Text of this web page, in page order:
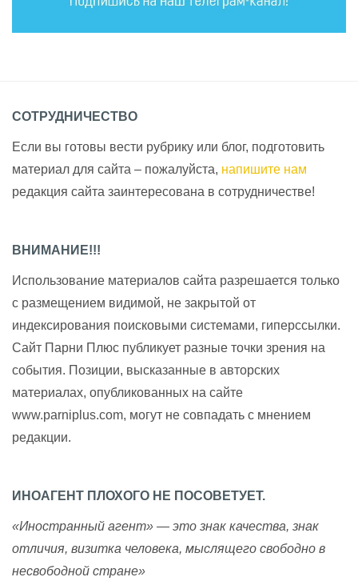
СОТРУДНИЧЕСТВО
Если вы готовы вести рубрику или блог, подготовить
материал для сайта – пожалуйста, напишите нам
редакция сайта заинтересована в сотрудничестве!
ВНИМАНИЕ!!!
Использование материалов сайта разрешается только
с размещением видимой, не закрытой от
индексирования поисковыми системами, гиперссылки.
Сайт Парни Плюс публикует разные точки зрения на
события. Позиции, высказанные в авторских
материалах, опубликованных на сайте
www.parniplus.com, могут не совпадать с мнением
редакции.
ИНОАГЕНТ ПЛОХОГО НЕ ПОСОВЕТУЕТ.
«Иностранный агент» — это знак качества, знак
отличия, визитка человека, мыслящего свободно в
несвободной стране»